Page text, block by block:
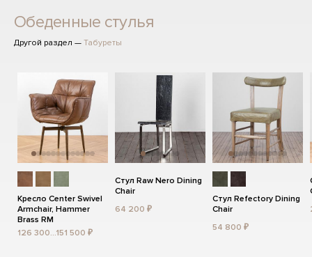
Обеденные стулья
Другой раздел — Табуреты
Кресло Center Swivel
Armchair, Hammer
Brass RM
126 300...151 500 ₽
Стул Raw Nero Dining
Chair
64 200 ₽
Стул Refectory Dining
Chair
54 800 ₽